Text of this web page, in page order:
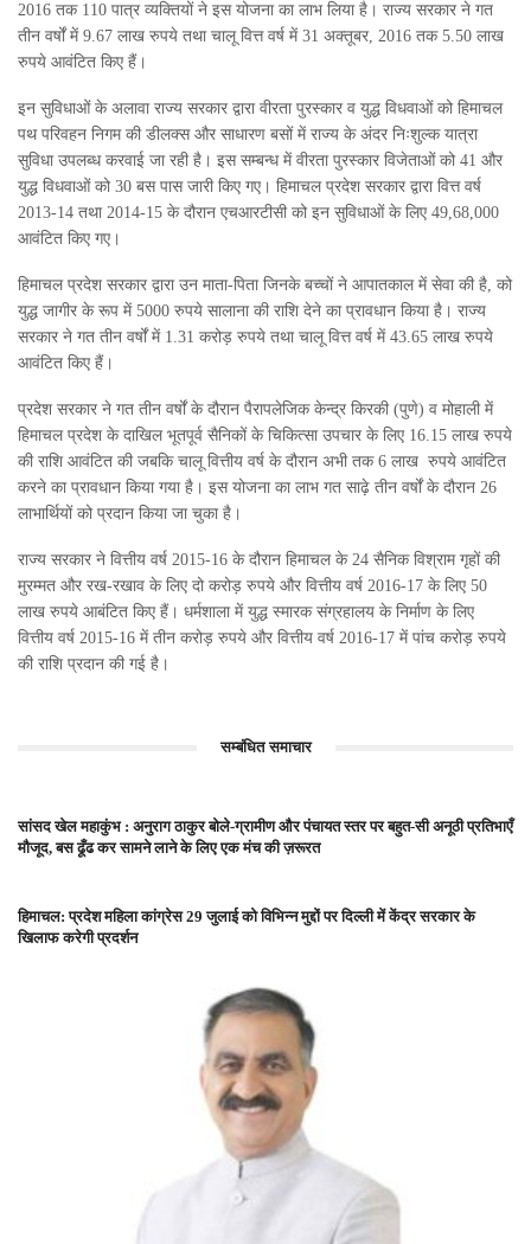
2016 तक 110 पात्र व्यक्तियों ने इस योजना का लाभ लिया है। राज्य सरकार ने गत
तीन वर्षों में 9.67 लाख रुपये तथा चालू वित्त वर्ष में 31 अक्तूबर, 2016 तक 5.50 लाख
रुपये आवंटित किए हैं।
इन सुविधाओं के अलावा राज्य सरकार द्वारा वीरता पुरस्कार व युद्ध विधवाओं को हिमाचल
पथ परिवहन निगम की डीलक्स और साधारण बसों में राज्य के अंदर निःशुल्क यात्रा
सुविधा उपलब्ध करवाई जा रही है। इस सम्बन्ध में वीरता पुरस्कार विजेताओं को 41 और
युद्ध विधवाओं को 30 बस पास जारी किए गए। हिमाचल प्रदेश सरकार द्वारा वित्त वर्ष
2013-14 तथा 2014-15 के दौरान एचआरटीसी को इन सुविधाओं के लिए 49,68,000
आवंटित किए गए।
हिमाचल प्रदेश सरकार द्वारा उन माता-पिता जिनके बच्चों ने आपातकाल में सेवा की है, को
युद्ध जागीर के रूप में 5000 रुपये सालाना की राशि देने का प्रावधान किया है। राज्य
सरकार ने गत तीन वर्षों में 1.31 करोड़ रुपये तथा चालू वित्त वर्ष में 43.65 लाख रुपये
आवंटित किए हैं।
प्रदेश सरकार ने गत तीन वर्षों के दौरान पैरापलेजिक केन्द्र किरकी (पुणे) व मोहाली में
हिमाचल प्रदेश के दाखिल भूतपूर्व सैनिकों के चिकित्सा उपचार के लिए 16.15 लाख रुपये
की राशि आवंटित की जबकि चालू वित्तीय वर्ष के दौरान अभी तक 6 लाख रुपये आवंटित
करने का प्रावधान किया गया है। इस योजना का लाभ गत साढ़े तीन वर्षों के दौरान 26
लाभार्थियों को प्रदान किया जा चुका है।
राज्य सरकार ने वित्तीय वर्ष 2015-16 के दौरान हिमाचल के 24 सैनिक विश्राम गृहों की
मुरम्मत और रख-रखाव के लिए दो करोड़ रुपये और वित्तीय वर्ष 2016-17 के लिए 50
लाख रुपये आबंटित किए हैं। धर्मशाला में युद्ध स्मारक संग्रहालय के निर्माण के लिए
वित्तीय वर्ष 2015-16 में तीन करोड़ रुपये और वित्तीय वर्ष 2016-17 में पांच करोड़ रुपये
की राशि प्रदान की गई है।
सम्बंधित समाचार
सांसद खेल महाकुंभ : अनुराग ठाकुर बोले-ग्रामीण और पंचायत स्तर पर बहुत-सी अनूठी प्रतिभाएँ
मौजूद, बस ढूँढ कर सामने लाने के लिए एक मंच की ज़रूरत
हिमाचल: प्रदेश महिला कांग्रेस 29 जुलाई को विभिन्न मुद्दों पर दिल्ली में केंद्र सरकार के
खिलाफ करेगी प्रदर्शन